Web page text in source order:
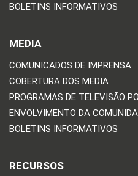
BOLETINS INFORMATIVOS
MEDIA
COMUNICADOS DE IMPRENSA
COBERTURA DOS MEDIA
PROGRAMAS DE TELEVISÃO
ENVOLVIMENTO DA
BOLETINS INFORMATIVOS
RECURSOS